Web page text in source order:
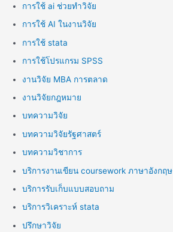
การใช้ ai ช่วยทำวิจัย
การใช้ AI ในงานวิจัย
การใช้ stata
การใช้โปรแกรม SPSS
งานวิจัย MBA การตลาด
งานวิจัยกฎหมาย
บทความวิจัย
บทความวิจัยรัฐศาสตร์
บทความวิชาการ
บริการงานเขียน coursework ภาษาอังกฤษ
บริการรับเก็บแบบสอบถาม
บริการวิเคราะห์ stata
ปรึกษาวิจัย